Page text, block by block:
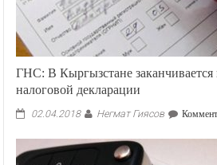
ГНС: В Кыргызстане
налоговой декларации
02.04.2018 Негмат Гиясов